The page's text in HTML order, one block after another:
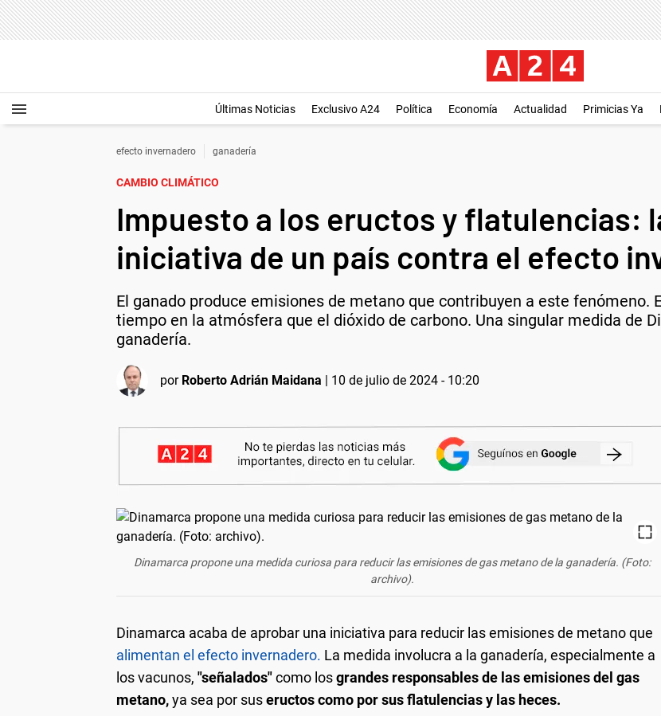
Últimas Noticias Exclusivo A24 Política Economía Actualidad Primicias Ya
efecto invernadero ganadería
CAMBIO CLIMÁTICO
Impuesto a los eructos y flatulencias:
iniciativa de un país contra el efecto
El ganado produce emisiones de metano que contribuyen a este fenómeno.
tiempo en la atmósfera que el dióxido de carbono. Una singular medida de
ganadería.
por Roberto Adrián Maidana | 10 de julio de 2024 - 10:20
Dinamarca propone una medida curiosa para reducir las emisiones de gas metano de la ganadería. (Foto:
archivo).
Dinamarca acaba de aprobar una iniciativa para reducir las emisiones de metano que
alimentan el efecto invernadero. La medida involucra a la ganadería, especialmente a
los vacunos, "señalados"como losgrandes responsables de las emisiones del gas
metano,ya sea por suseructos como por sus flatulencias y las heces.